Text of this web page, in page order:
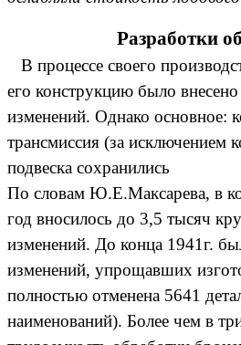
Разработки
В процессе своего
его конструкцию было
изменений. Однако основное:
трансмиссия (за исключением
подвеска сохранились
По словам Ю.Е.Максарева, в
год вносилось до 3,5 тысяч
изменений. До конца 1941г.
изменений, упрощавших
полностью отменена 5641
наименований). Более чем в